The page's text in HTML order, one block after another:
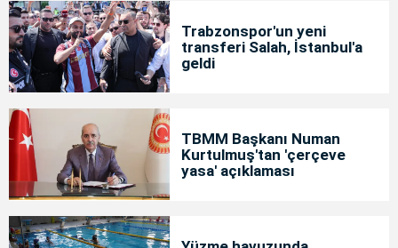
Trabzonspor'un yeni
transferi Salah, İstanbul'a
geldi
TBMM Başkanı Numan
Kurtulmuş'tan 'çerçeve
yasa' açıklaması